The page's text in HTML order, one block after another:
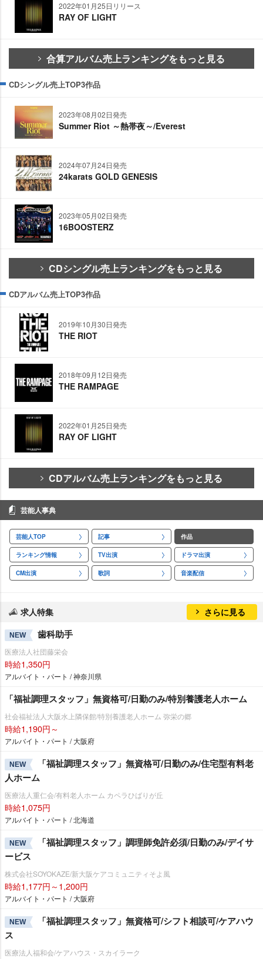
2022年01月25日リリース
RAY OF LIGHT
合算アルバム売上ランキングをもっと見る
CDシングル売上TOP3作品
2023年08月02日発売
Summer Riot ～熱帯夜～/Everest
2024年07月24日発売
24karats GOLD GENESIS
2023年05月02日発売
16BOOSTERZ
CDシングル売上ランキングをもっと見る
CDアルバム売上TOP3作品
2019年10月30日発売
THE RIOT
2018年09月12日発売
THE RAMPAGE
2022年01月25日発売
RAY OF LIGHT
CDアルバム売上ランキングをもっと見る
芸能人事典
芸能人TOP 記事 作品
ランキング情報 TV出演 ドラマ出演
CM出演 歌詞 音楽配信
求人特集 さらに見る
NEW 歯科助手
医療法人社団藤栄会
時給1,350円
アルバイト・パート / 神奈川県
「福祉調理スタッフ」無資格可/日勤のみ/特別養護老人ホーム
社会福祉法人大阪水上隣保館/特別養護老人ホーム 弥栄の郷
時給1,190円～
アルバイト・パート / 大阪府
NEW
「福祉調理スタッフ」無資格可/日勤のみ/住宅型有料老
人ホーム
医療法人重仁会/有料老人ホーム カペラひばりが丘
時給1,075円
アルバイト・パート / 北海道
NEW
「福祉調理スタッフ」調理師免許必須/日勤のみ/デイサ
ービス
株式会社SOYOKAZE/新大阪ケアコミュニティそよ風
時給1,177円～1,200円
アルバイト・パート / 大阪府
NEW
「福祉調理スタッフ」無資格可/シフト相談可/ケアハウ
ス
医療法人福和会/ケアハウス・スカイラーク